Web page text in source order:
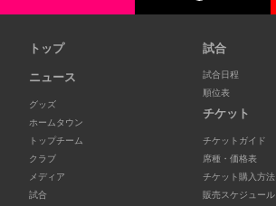
トップ
ニュース
グッズ
ホームタウン
トップチーム
クラブ
メディア
試合
試合
試合日程
順位表
チケット
チケットガイド
席種・価格表
チケット購入方法
販売スケジュール